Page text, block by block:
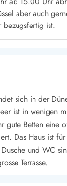
aber auch
bezugsfertig ist.
sich in der
ist in wenigen
gute Betten eine
Das Haus ist
und WC
Terrasse.